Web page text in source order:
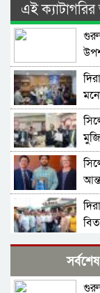
এই
সর্বশেষ